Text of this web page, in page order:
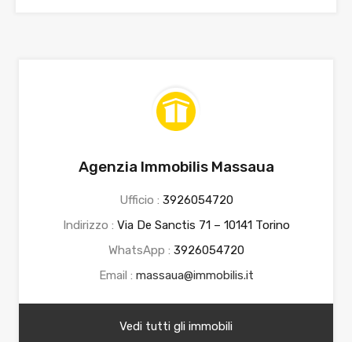
Agenzia Immobilis Massaua
Ufficio : 3926054720
Indirizzo : Via De Sanctis 71 – 10141 Torino
WhatsApp : 3926054720
Email : massaua@immobilis.it
Vedi tutti gli immobili